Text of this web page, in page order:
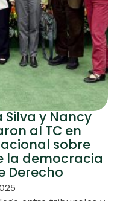
y Nancy
al TC en
sobre
la democracia
Derecho